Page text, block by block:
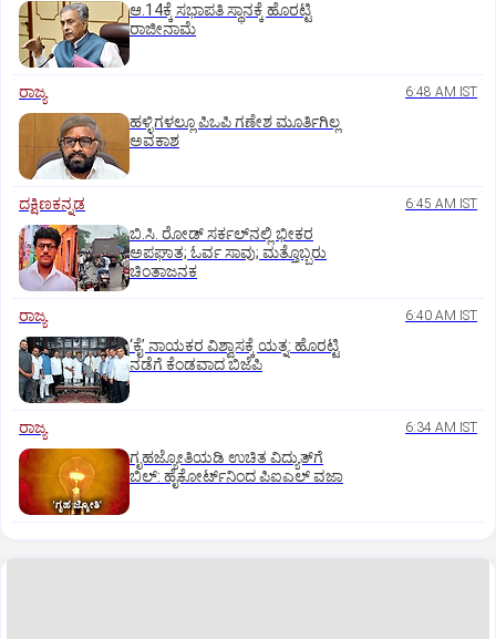
ಆ.14ಕ್ಕೆ ಸಭಾಪತಿ ಸ್ಥಾನಕ್ಕೆ ಹೊರಟ್ಟಿ
ರಾಜೀನಾಮೆ
ರಾಜ್ಯ 6:48 AM IST
ಹಳ್ಳಿಗಳಲ್ಲೂ ಪಿಒಪಿ ಗಣೇಶ ಮೂರ್ತಿಗಿಲ್ಲ
ಅವಕಾಶ
ದಕ್ಷಿಣಕನ್ನಡ 6:45 AM IST
ಬಿ.ಸಿ. ರೋಡ್‌ ಸರ್ಕಲ್‌ನಲ್ಲಿ ಭೀಕರ
ಅಪಘಾತ; ಓರ್ವ ಸಾವು; ಮತ್ತೊಬ್ಬರು
ಚಿಂತಾಜನಕ
ರಾಜ್ಯ 6:40 AM IST
‘ಕೈ’ ನಾಯಕರ ವಿಶ್ವಾಸಕ್ಕೆ ಯತ್ನ: ಹೊರಟ್ಟಿ
ನಡೆಗೆ ಕೆಂಡವಾದ ಬಿಜೆಪಿ
ರಾಜ್ಯ 6:34 AM IST
ಗೃಹಜ್ಯೋತಿಯಡಿ ಉಚಿತ ವಿದ್ಯುತ್‌ಗೆ
ಬಿಲ್‌: ಹೈಕೋರ್ಟ್‌ನಿಂದ ಪಿಐಎಲ್‌ ವಜಾ